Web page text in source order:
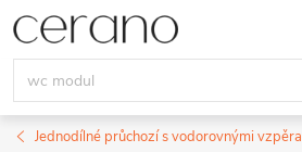
Přejít
na
obsah
Jednodílné průchozí s vodorovnými